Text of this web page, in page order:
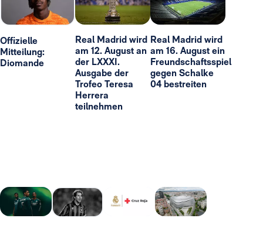
Offizielle
Mitteilung:
Diomande
Real Madrid wird
am 12. August an
der LXXXI.
Ausgabe der
Trofeo Teresa
Herrera
teilnehmen
Real Madrid wird
am 16. August ein
Freundschaftsspiel
gegen Schalke
04 bestreiten